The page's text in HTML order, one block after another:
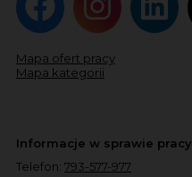
Mapa ofert pracy
Mapa kategorii
Informacje w sprawie pracy
Telefon: 793-577-977